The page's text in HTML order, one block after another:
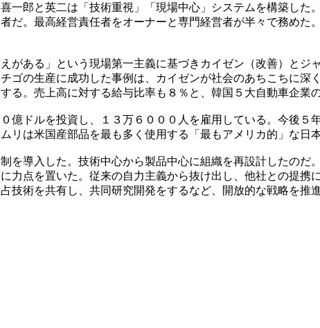
一郎と英二は「技術重視」「現場中心」システムを構築した
だ。最高経営責任者をオーナーと専門経営者が半々で務めた
がある」という現場第一主義に基づきカイゼン（改善）とジ
ゴの生産に成功した事例は、カイゼンが社会のあちこちに深
。売上高に対する給与比率も８％と、韓国５大自動車企業
億ドルを投資し、１３万６０００人を雇用している。今後５
リは米国産部品を最も多く使用する「最もアメリカ的」な日
を導入した。技術中心から製品中心に組織を再設計したのだ
力点を置いた。従来の自力主義から抜け出し、他社との提携
技術を共有し、共同研究開発をするなど、開放的な戦略を推